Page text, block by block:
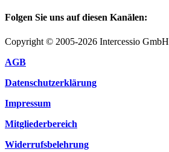
Folgen Sie uns auf diesen Kanälen:
Copyright © 2005-2026 Intercessio GmbH
AGB
Datenschutzerklärung
Impressum
Mitgliederbereich
Widerrufsbelehrung